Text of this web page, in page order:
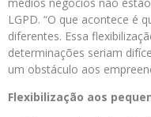
LGPD. “O que acontece é
diferentes. Essa
determinações seriam
um obstáculo aos
Flexibilização aos